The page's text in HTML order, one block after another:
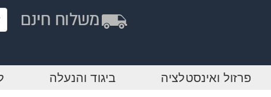
פרזול ואינסטלציה ביגוד והנעלה